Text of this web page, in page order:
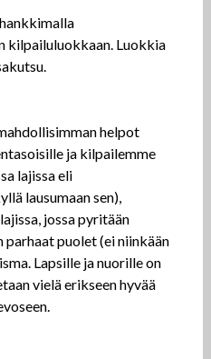
kilpailuluokkaan. Luokkia
helpot
ja kilpailemme
lajissa eli
lausumaan sen),
jossa pyritään
parhaat puolet (ei niinkään
Lapsille ja nuorille on
vielä erikseen hyvää